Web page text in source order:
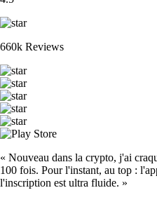
660k Reviews
« Nouveau dans la crypto, j'ai
100 fois. Pour l'instant, au top :
l'inscription est ultra fluide. »